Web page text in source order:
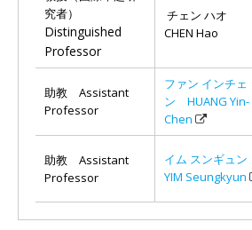
究者）
Distinguished
Professor
チェン ハオ
CHEN Hao
助教 Assistant
Professor
ファン インチェ
ン HUANG Yin-
Chen
助教 Assistant
Professor
イム スンギュン
YIM Seungkyun